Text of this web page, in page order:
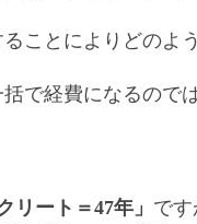
ことによりどのよ
で経費になるの
リート＝47年」 です